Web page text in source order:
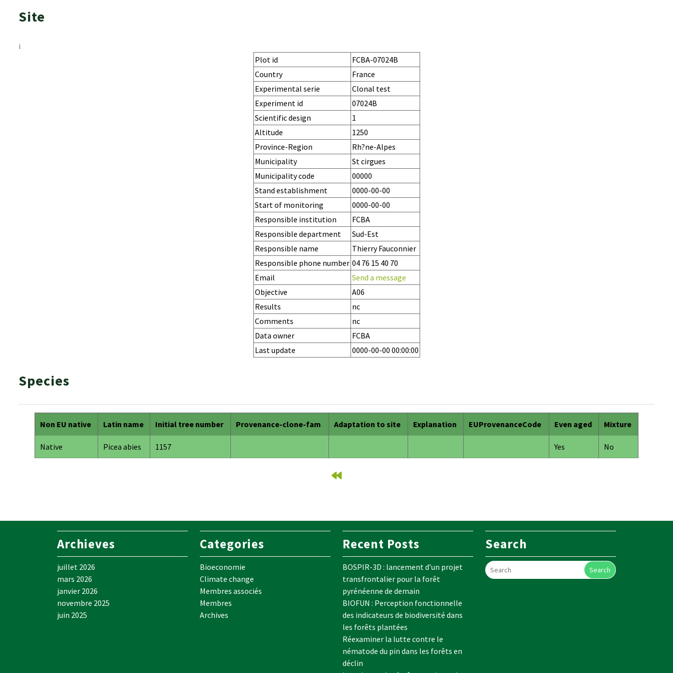
Site
i
Plot id
FCBA-07024B
Country
France
Experimental serie
Clonal test
Experiment id
07024B
URL
Scientific design
1
Altitude
1250
Province-Region
Rh?ne-Alpes
Municipality
St cirgues
Municipality code
00000
Local name
Stand establishment
0000-00-00
Stand removal
Start of monitoring
0000-00-00
End of monitoring
Responsible institution
FCBA
Responsible department
Sud-Est
Responsible name
Thierry Fauconnier
Responsible phone number 04 76 15 40 70
Email
Send a message
Objective
A06
Results
nc
Comments
nc
Data owner
FCBA
Last update
0000-00-00 00:00:00
Species
Non EU native Latin name Initial tree number Provenance-clone-fam Adaptation to site Explanation EUProvenanceCode Even aged Mixture
Native Picea abies 1157 Yes No
Archieves
juillet 2026
mars 2026
janvier 2026
novembre 2025
juin 2025
Categories
Bioeconomie
Climate change
Membres associés
Membres
Archives
Recent Posts
BOSPIR-3D : lancement d’un projet
transfrontalier pour la forêt
pyrénéenne de demain
BIOFUN : Perception fonctionnelle
des indicateurs de biodiversité dans
les forêts plantées
Réexaminer la lutte contre le
nématode du pin dans les forêts en
déclin
Search
Search